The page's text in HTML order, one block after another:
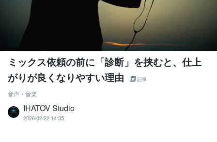
ミックス依頼の前に「診断」を挟むと、仕上
がりが良くなりやすい理由
記事
音声・音楽
IHATOV Studio
2026/02/22 14:35